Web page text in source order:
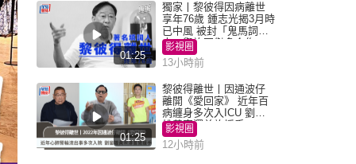
01:25
獨家丨黎彼得因病離世
享年76歲 鍾志光揭3月時
已中風 被封「鬼馬詞
人」與許冠傑多合作
影視圈
13小時前
01:25
黎彼得離世丨因通波仔
離開《愛回家》 近年百
病纏身多次入ICU 劉鑾
雄黃宗澤曾施援手
影視圈
12小時前